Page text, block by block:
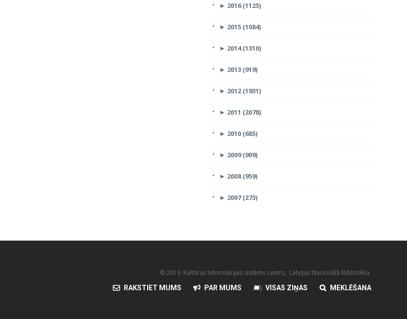
► 2016 (1125)
► 2015 (1084)
► 2014 (1310)
► 2013 (919)
► 2012 (1931)
► 2011 (2078)
► 2010 (685)
► 2009 (909)
► 2008 (959)
► 2007 (273)
© 2019 Kultūras informācijas sistēmu centrs, Latvijas Nacionālā Bibliotēka
RAKSTIET MUMS PAR MUMS VISAS ZIŅAS MEKLĒŠANA